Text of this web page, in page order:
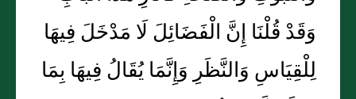
وَقَدْ قُلْنَا إِنَّ الْفَضَائِلَ لَا مَدْخَلَ فِيهَا
لِلْقِيَاسِ وَالنَّظَرِ وَإِنَّمَا يُقَالُ فِيهَا بِمَا